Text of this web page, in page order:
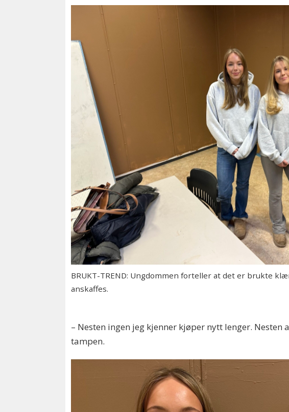
BRUKT-TREND: Ungdommen forteller at det er brukte
anskaffes.
– Nesten ingen jeg kjenner kjøper nytt lenger.
tampen.